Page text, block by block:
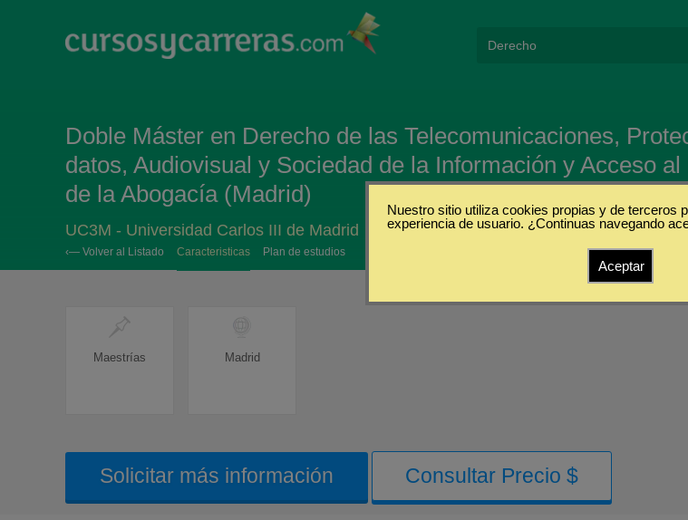
Doble Máster en Derecho de las Telecomunicaciones,
datos, Audiovisual y Sociedad de la Información y Acceso
de la Abogacía (Madrid)
UC3M - Universidad Carlos III de Madrid
‹— Volver al Listado Caracteristicas Plan de estudios
Maestrías Madrid
Solicitar más información Consultar Precio $
Nuestro sitio utiliza cookies propias y de terceros
experiencia de usuario. ¿Continuas navegando
Aceptar